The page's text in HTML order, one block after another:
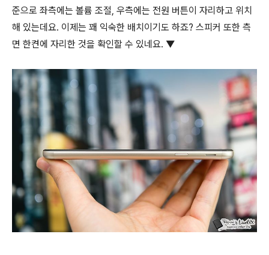
준으로 좌측에는 볼륨 조절, 우측에는 전원 버튼이 자리하고 위치
해 있는데요. 이제는 꽤 익숙한 배치이기도 하죠? 스피커 또한 측
면 한켠에 자리한 것을 확인할 수 있네요. ▼